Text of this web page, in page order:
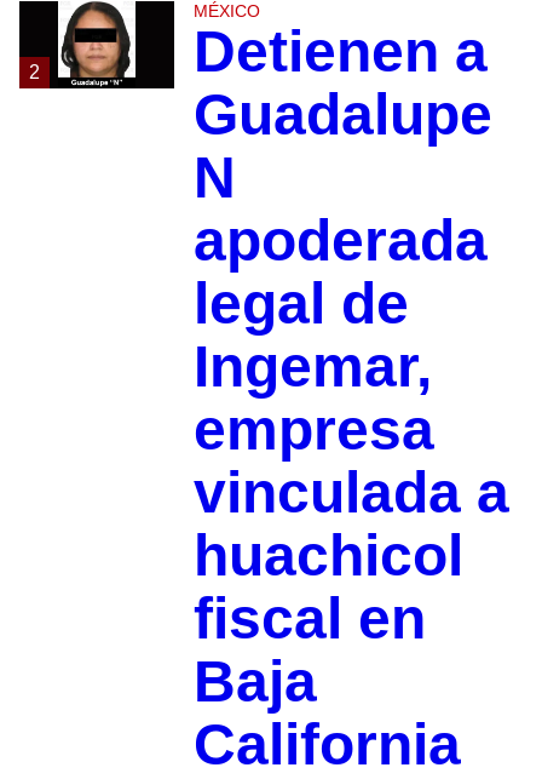
2
MÉXICO
Detienen a
Guadalupe
N
apoderada
legal de
Ingemar,
empresa
vinculada a
huachicol
fiscal en
Baja
California